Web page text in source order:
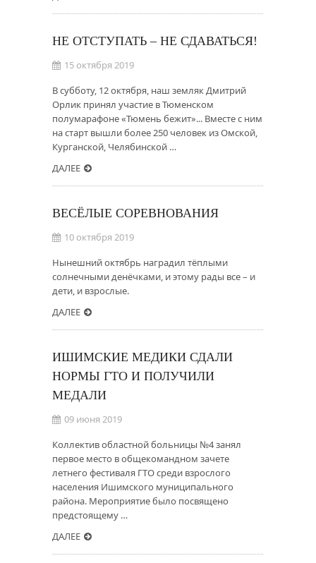
НЕ ОТСТУПАТЬ – НЕ СДАВАТЬСЯ!
15 октября 2019
В субботу, 12 октября, наш земляк Дмитрий
Орлик принял участие в Тюменском
полумарафоне «Тюмень бежит»... Вместе с ним
на старт вышли более 250 человек из Омской,
Курганской, Челябинской …
ДАЛЕЕ
ВЕСЁЛЫЕ СОРЕВНОВАНИЯ
10 октября 2019
Нынешний октябрь наградил тёплыми
солнечными денёчками, и этому рады все – и
дети, и взрослые.
ДАЛЕЕ
ИШИМСКИЕ МЕДИКИ СДАЛИ
НОРМЫ ГТО И ПОЛУЧИЛИ
МЕДАЛИ
09 июня 2019
Коллектив областной больницы №4 занял
первое место в общекомандном зачете
летнего фестиваля ГТО среди взрослого
населения Ишимского муниципального
района. Мероприятие было посвящено
предстоящему …
ДАЛЕЕ